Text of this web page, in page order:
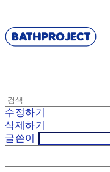
수정하기
삭제하기
글쓴이